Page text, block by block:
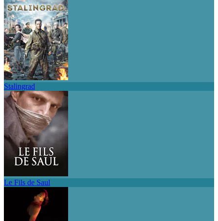
Stalingrad
Le Fils de Saul